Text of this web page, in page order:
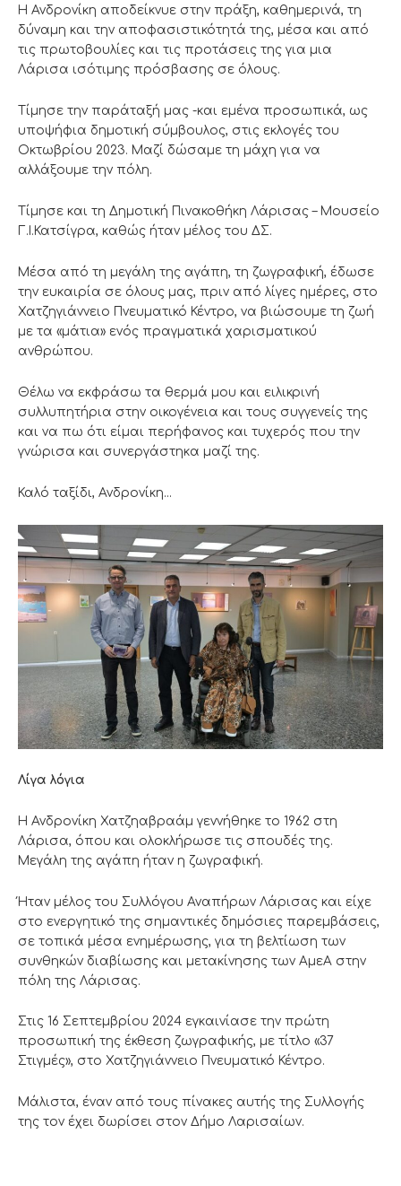
Η Ανδρονίκη αποδείκνυε στην πράξη, καθημερινά, τη
δύναμη και την αποφασιστικότητά της, μέσα και από
τις πρωτοβουλίες και τις προτάσεις της για μια
Λάρισα ισότιμης πρόσβασης σε όλους.
Τίμησε την παράταξή μας -και εμένα προσωπικά, ως
υποψήφια δημοτική σύμβουλος, στις εκλογές του
Οκτωβρίου 2023. Μαζί δώσαμε τη μάχη για να
αλλάξουμε την πόλη.
Τίμησε και τη Δημοτική Πινακοθήκη Λάρισας – Μουσείο
Γ.Ι.Κατσίγρα, καθώς ήταν μέλος του ΔΣ.
Μέσα από τη μεγάλη της αγάπη, τη ζωγραφική, έδωσε
την ευκαιρία σε όλους μας, πριν από λίγες ημέρες, στο
Χατζηγιάννειο Πνευματικό Κέντρο, να βιώσουμε τη ζωή
με τα «μάτια» ενός πραγματικά χαρισματικού
ανθρώπου.
Θέλω να εκφράσω τα θερμά μου και ειλικρινή
συλλυπητήρια στην οικογένεια και τους συγγενείς της
και να πω ότι είμαι περήφανος και τυχερός που την
γνώρισα και συνεργάστηκα μαζί της.
Καλό ταξίδι, Ανδρονίκη…
Λίγα λόγια
Η Ανδρονίκη Χατζηαβραάμ γεννήθηκε το 1962 στη
Λάρισα, όπου και ολοκλήρωσε τις σπουδές της.
Μεγάλη της αγάπη ήταν η ζωγραφική.
Ήταν μέλος του Συλλόγου Αναπήρων Λάρισας και είχε
στο ενεργητικό της σημαντικές δημόσιες παρεμβάσεις,
σε τοπικά μέσα ενημέρωσης, για τη βελτίωση των
συνθηκών διαβίωσης και μετακίνησης των ΑμεΑ στην
πόλη της Λάρισας.
Στις 16 Σεπτεμβρίου 2024 εγκαινίασε την πρώτη
προσωπική της έκθεση ζωγραφικής, με τίτλο «37
Στιγμές», στο Χατζηγιάννειο Πνευματικό Κέντρο.
Μάλιστα, έναν από τους πίνακες αυτής της Συλλογής
της τον έχει δωρίσει στον Δήμο Λαρισαίων.